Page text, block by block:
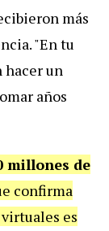
más
"En tu
hacer un
años
millones de
confirma
es